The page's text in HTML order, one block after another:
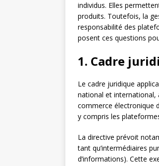
individus. Elles
produits. Toutefois, la
responsabilité des
posent ces questions
1. Cadre
Le cadre juridique
national et international,
commerce électronique
y compris les
La directive prévoit
tant qu’intermédiaires
d’informations). Cette